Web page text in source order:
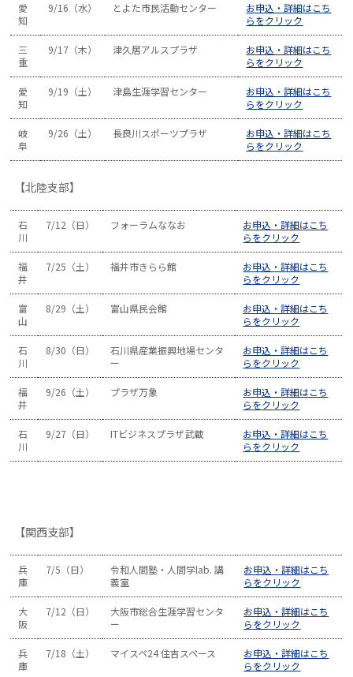
愛
知
9/16（水） とよた市民活動センター
お申込・詳細はこち
らをクリック
三
重
9/17（木） 津久居アルスプラザ
お申込・詳細はこち
らをクリック
愛
知
9/19（土） 津島生涯学習センター
お申込・詳細はこち
らをクリック
岐
阜
9/26（土） 長良川スポーツプラザ
お申込・詳細はこち
らをクリック
【北陸支部】
石
川
7/12（日） フォーラムななお
お申込・詳細はこち
らをクリック
福
井
7/25（土） 福井市きらら館
お申込・詳細はこち
らをクリック
富
山
8/29（土） 富山県民会館
お申込・詳細はこち
らをクリック
石
川
8/30（日）
石川県産業振興地場センタ
ー
お申込・詳細はこち
らをクリック
福
井
9/26（土） プラザ万象
お申込・詳細はこち
らをクリック
石
川
9/27（日） ITビジネスプラザ武蔵
お申込・詳細はこち
らをクリック
【関西支部】
兵
庫
7/5（日）
令和人間塾・人間学lab. 講
義室
お申込・詳細はこち
らをクリック
大
阪
7/12（日）
大阪市総合生涯学習センタ
ー
お申込・詳細はこち
らをクリック
兵
庫
7/18（土） マイスペ24 住吉スペース
お申込・詳細はこち
らをクリック